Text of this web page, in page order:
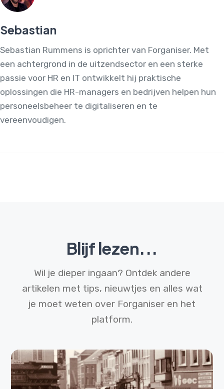
Sebastian
Sebastian Rummens is oprichter van Forganiser. Met
een achtergrond in de uitzendsector en een sterke
passie voor HR en IT ontwikkelt hij praktische
oplossingen die HR-managers en bedrijven helpen hun
personeelsbeheer te digitaliseren en te
vereenvoudigen.
Blijf lezen...
Wil je dieper ingaan? Ontdek andere
artikelen met tips, nieuwtjes en alles wat
je moet weten over Forganiser en het
platform.